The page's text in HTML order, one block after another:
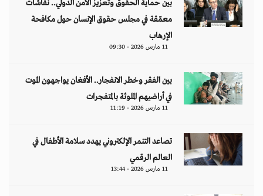
بين حماية الحقوق وتعزيز الأمن الدولي.. نقاشات
معمّقة في مجلس حقوق الإنسان حول مكافحة
الإرهاب
11 مارس 2026 - 09:30
بين الفقر وخطر الانفجار.. الأفغان يواجهون الموت
في أراضيهم الملوثة بالمتفجرات
11 مارس 2026 - 11:19
تصاعد التنمر الإلكتروني يهدد سلامة الأطفال في
العالم الرقمي
11 مارس 2026 - 13:44